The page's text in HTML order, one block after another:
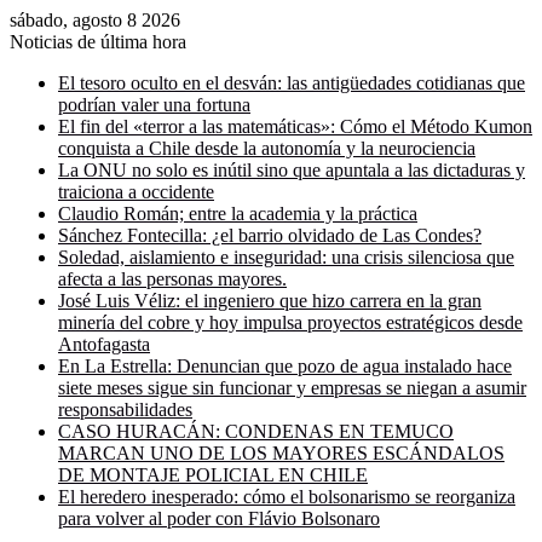
sábado, agosto 8 2026
Noticias de última hora
El tesoro oculto en el desván: las antigüedades cotidianas que
podrían valer una fortuna
El fin del «terror a las matemáticas»: Cómo el Método Kumon
conquista a Chile desde la autonomía y la neurociencia
La ONU no solo es inútil sino que apuntala a las dictaduras y
traiciona a occidente
Claudio Román; entre la academia y la práctica
Sánchez Fontecilla: ¿el barrio olvidado de Las Condes?
Soledad, aislamiento e inseguridad: una crisis silenciosa que
afecta a las personas mayores.
José Luis Véliz: el ingeniero que hizo carrera en la gran
minería del cobre y hoy impulsa proyectos estratégicos desde
Antofagasta
En La Estrella: Denuncian que pozo de agua instalado hace
siete meses sigue sin funcionar y empresas se niegan a asumir
responsabilidades
CASO HURACÁN: CONDENAS EN TEMUCO
MARCAN UNO DE LOS MAYORES ESCÁNDALOS
DE MONTAJE POLICIAL EN CHILE
El heredero inesperado: cómo el bolsonarismo se reorganiza
para volver al poder con Flávio Bolsonaro